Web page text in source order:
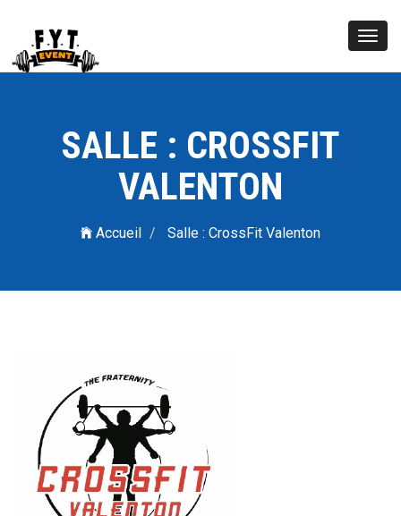
SALLE : CROSSFIT
VALENTON
Accueil Salle : CrossFit Valenton